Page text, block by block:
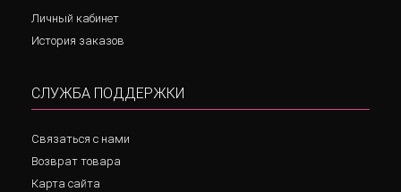
Личный кабинет
История заказов
СЛУЖБА ПОДДЕРЖКИ
Связаться с нами
Возврат товара
Карта сайта